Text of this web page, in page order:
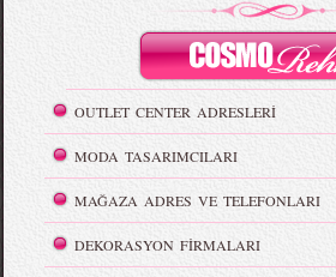
OUTLET CENTER ADRESLERİ
MODA TASARIMCILARI
MAĞAZA ADRES VE TELEFONLARI
DEKORASYON FİRMALARI